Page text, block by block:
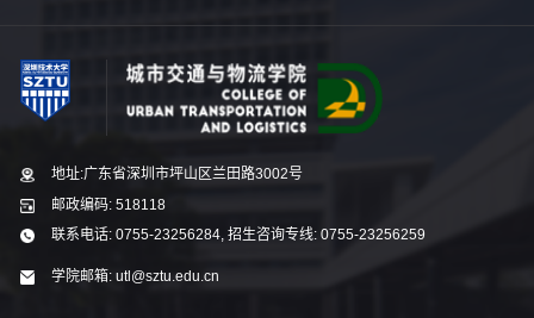
地址:广东省深圳市坪山区兰田路3002号
邮政编码: 518118
联系电话: 0755-23256284, 招生咨询专线: 0755-23256259
学院邮箱: utl@sztu.edu.cn